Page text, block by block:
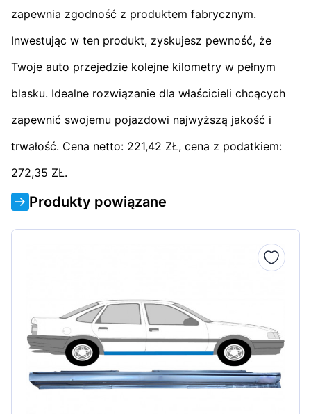
zapewnia zgodność z produktem fabrycznym.
Inwestując w ten produkt, zyskujesz pewność, że
Twoje auto przejedzie kolejne kilometry w pełnym
blasku. Idealne rozwiązanie dla właścicieli chcących
zapewnić swojemu pojazdowi najwyższą jakość i
trwałość. Cena netto: 221,42 ZŁ, cena z podatkiem:
272,35 ZŁ.
Produkty powiązane